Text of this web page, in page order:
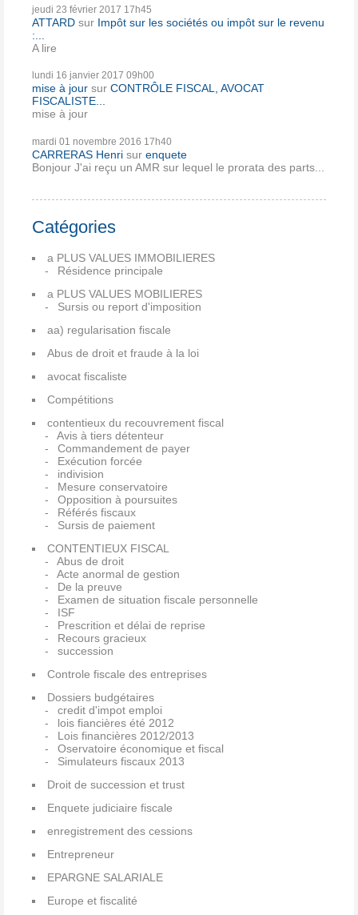
jeudi 23 février 2017 17h45
ATTARD sur Impôt sur les sociétés ou impôt sur le revenu
:...
A lire
lundi 16 janvier 2017 09h00
mise à jour sur CONTRÔLE FISCAL, AVOCAT
FISCALISTE...
mise à jour
mardi 01 novembre 2016 17h40
CARRERAS Henri sur enquete
Bonjour J'ai reçu un AMR sur lequel le prorata des parts...
Catégories
a PLUS VALUES IMMOBILIERES
Résidence principale
a PLUS VALUES MOBILIERES
Sursis ou report d'imposition
aa) regularisation fiscale
Abus de droit et fraude à la loi
avocat fiscaliste
Compétitions
contentieux du recouvrement fiscal
Avis à tiers détenteur
Commandement de payer
Exécution forcée
indivision
Mesure conservatoire
Opposition à poursuites
Référés fiscaux
Sursis de paiement
CONTENTIEUX FISCAL
Abus de droit
Acte anormal de gestion
De la preuve
Examen de situation fiscale personnelle
ISF
Prescrition et délai de reprise
Recours gracieux
succession
Controle fiscale des entreprises
Dossiers budgétaires
credit d'impot emploi
lois fiancières été 2012
Lois financières 2012/2013
Oservatoire économique et fiscal
Simulateurs fiscaux 2013
Droit de succession et trust
Enquete judiciaire fiscale
enregistrement des cessions
Entrepreneur
EPARGNE SALARIALE
Europe et fiscalité